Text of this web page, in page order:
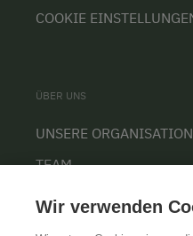
COOKIE
ÜBER UNS
UNSERE ORGANISATION
TEAM
KARRIERE
Wir verwenden